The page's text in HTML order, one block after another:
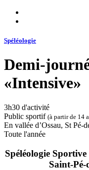
Spéléologie
Demi-
«Intensive»
3h30 d'activité
Public sportif (à partir de 14
En vallée d’Ossau, St Pé-
Toute l'année
Spéléologie
Saint-